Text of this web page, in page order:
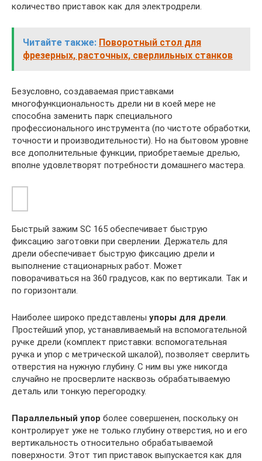
количество приставок как для электродрели.
Читайте также: Поворотный стол для
фрезерных, расточных, сверлильных станков
Безусловно, создаваемая приставками
многофункциональность дрели ни в коей мере не
способна заменить парк специального
профессионального инструмента (по чистоте обработки,
точности и производительности). Но на бытовом уровне
все дополнительные функции, приобретаемые дрелью,
вполне удовлетворят потребности домашнего мастера.
Быстрый зажим SC 165 обеспечивает быструю
фиксацию заготовки при сверлении. Держатель для
дрели обеспечивает быструю фиксацию дрели и
выполнение стационарных работ. Может
поворачиваться на 360 градусов, как по вертикали. Так и
по горизонтали.
Наиболее широко представлены упоры для дрели.
Простейший упор, устанавливаемый на вспомогательной
ручке дрели (комплект приставки: вспомогательная
ручка и упор с метрической шкалой), позволяет сверлить
отверстия на нужную глубину. С ним вы уже никогда
случайно не просверлите насквозь обрабатываемую
деталь или тонкую перегородку.
Параллельный упор более совершенен, поскольку он
контролирует уже не только глубину отверстия, но и его
вертикальность относительно обрабатываемой
поверхности. Этот тип приставок выпускается как для